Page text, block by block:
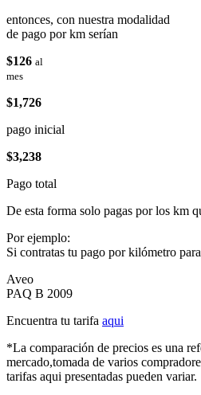
entonces, con nuestra modalidad
de pago por km serían
$126 al
mes
$1,726
pago inicial
$3,238
Pago total
De esta forma solo pagas por los km
Por ejemplo:
Si contratas tu pago por kilómetro
Aveo
PAQ B 2009
Encuentra tu tarifa aqui
*La comparación de precios es una
mercado,tomada de varios
tarifas aqui presentadas pueden variar.